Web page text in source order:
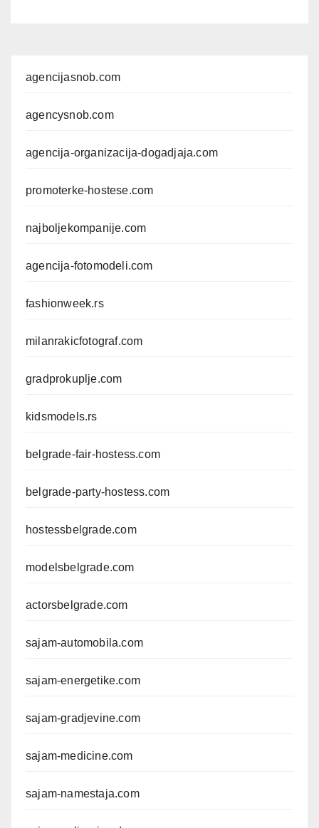
agencijasnob.com
agencysnob.com
agencija-organizacija-dogadjaja.com
promoterke-hostese.com
najboljekompanije.com
agencija-fotomodeli.com
fashionweek.rs
milanrakicfotograf.com
gradprokuplje.com
kidsmodels.rs
belgrade-fair-hostess.com
belgrade-party-hostess.com
hostessbelgrade.com
modelsbelgrade.com
actorsbelgrade.com
sajam-automobila.com
sajam-energetike.com
sajam-gradjevine.com
sajam-medicine.com
sajam-namestaja.com